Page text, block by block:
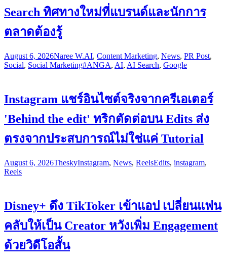
Search ทิศทางใหม่ที่แบรนด์และนักการ
ตลาดต้องรู้
August 6, 2026Naree W.AI, Content Marketing, News, PR Post,
Social, Social Marketing#ANGA, AI, AI Search, Google
Instagram แชร์อินไซต์จริงจากครีเอเตอร์
'Behind the edit' ทริกตัดต่อบน Edits ส่ง
ตรงจากประสบการณ์ไม่ใช่แค่ Tutorial
August 6, 2026TheskyInstagram, News, ReelsEdits, instagram,
Reels
Disney+ ดึง TikToker เข้าแอป เปลี่ยนแฟน
คลับให้เป็น Creator หวังเพิ่ม Engagement
ด้วยวิดีโอสั้น